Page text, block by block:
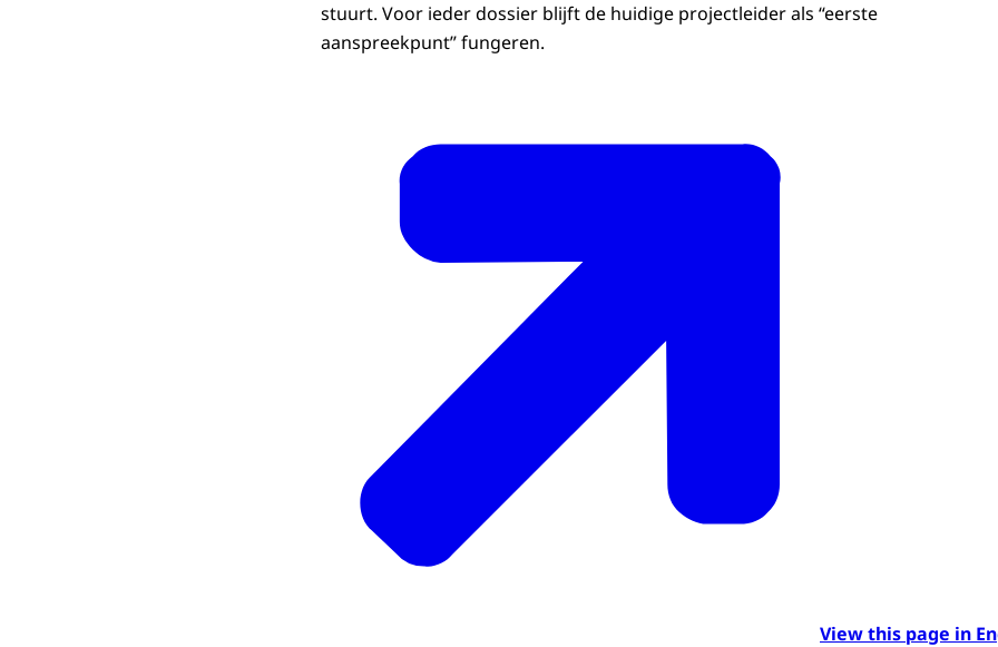
stuurt. Voor ieder dossier blijft de huidige projectleider als “eerste
aanspreekpunt” fungeren.
View this page in